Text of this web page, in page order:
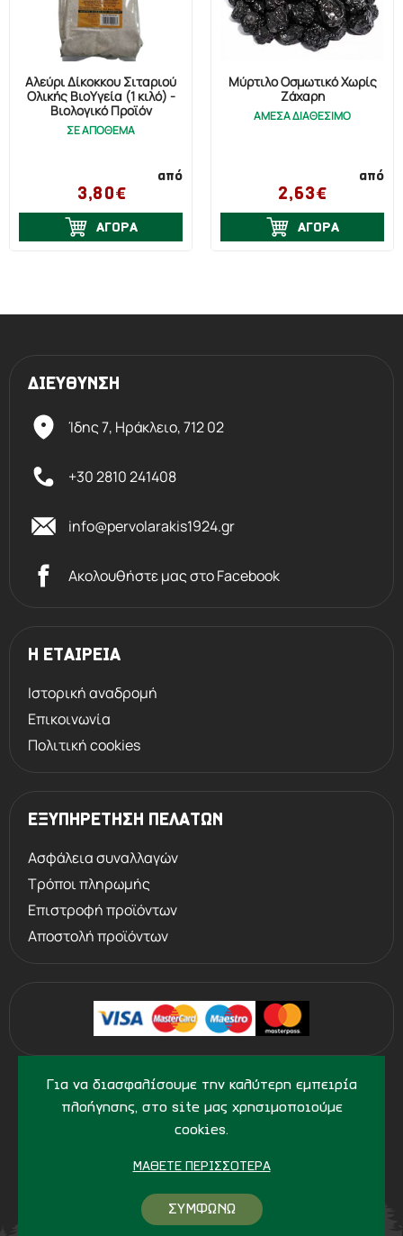
Για να διασφαλίσουμε την καλύτερη εμπειρία
πλοήγησης, στο site μας χρησιμοποιούμε
cookies.
ΜΆΘΕΤΕ ΠΕΡΙΣΣΌΤΕΡΑ
ΣΥΜΦΩΝΩ
Αλεύρι Δίκοκκου Σιταριού
Ολικής ΒιοΥγεία (1 κιλό) -
Βιολογικό Προϊόν
ΣΕ ΑΠΟΘΕΜΑ
από
3,80€
ΑΓΟΡΑ
Μύρτιλο Οσμωτικό Χωρίς
Ζάχαρη
ΑΜΕΣΑ ΔΙΑΘΕΣΙΜΟ
από
2,63€
ΑΓΟΡΑ
ΔΙΕΥΘΥΝΣΗ
Ίδης 7, Ηράκλειο,712 02
+30 2810 241408
info@pervolarakis1924.gr
Ακολουθήστε μας στο Facebook
Η ΕΤΑΙΡΕΙΑ
Ιστορική αναδρομή
Επικοινωνία
Πολιτική cookies
ΕΞΥΠΗΡΕΤΗΣΗ ΠΕΛΑΤΩΝ
Ασφάλεια συναλλαγών
Τρόποι πληρωμής
Επιστροφή προϊόντων
Αποστολή προϊόντων
© 2013 - 2026 PERVOLARAKIS1924.GR